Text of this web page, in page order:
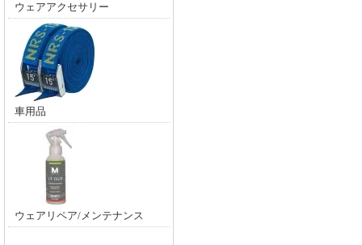
ウェアアクセサリー
車用品
ウェアリペア/メンテナンス